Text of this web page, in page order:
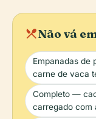
local_diningNão vá
Empanadas de
carne de vaca
Completo —
carregado com